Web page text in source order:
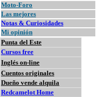
Moto-Foro
Las mejores
Notas & Curiosidades
Mi opinión
Punta del Este
Cursos free
Inglés on-line
Cuentos originales
Dueño vende alquila
Redcamelot Home